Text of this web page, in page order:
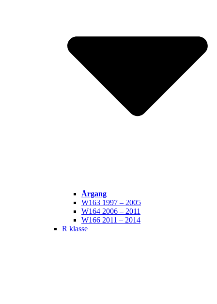
Årgang
W163 1997 – 2005
W164 2006 – 2011
W166 2011 – 2014
R klasse